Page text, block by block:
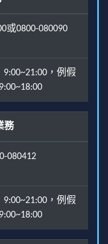
或0800-080090
，例假
務
080412
，例假